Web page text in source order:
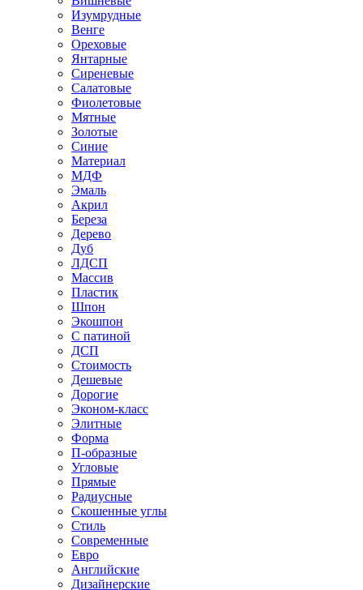
Изумрудные
Венге
Ореховые
Янтарные
Сиреневые
Салатовые
Фиолетовые
Мятные
Золотые
Синие
Материал
МДФ
Эмаль
Акрил
Береза
Дерево
Дуб
ЛДСП
Массив
Пластик
Шпон
Экошпон
С патиной
ДСП
Стоимость
Дешевые
Дорогие
Эконом-класс
Элитные
Форма
П-образные
Угловые
Прямые
Радиусные
Скошенные углы
Стиль
Современные
Евро
Английские
Дизайнерские